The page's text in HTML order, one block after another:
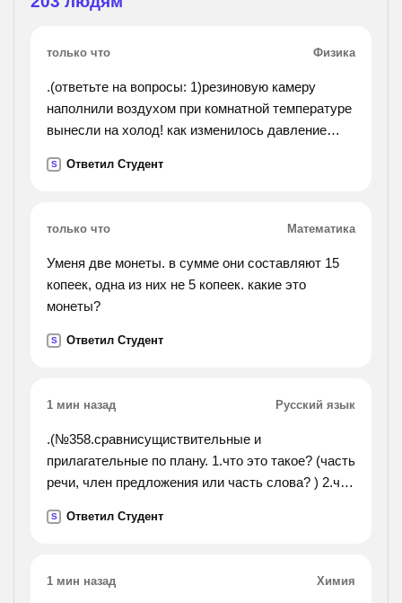
только что Физика
.(ответьте на вопросы: 1)резиновую камеру
наполнили воздухом при комнатной температуре
вынесли на холод! как изменилось давление
можно увеличить давление газа, заключённого в
S Ответил Студент
только что Математика
Уменя две монеты. в сумме они составляют 15
копеек, одна из них не 5 копеек. какие это
монеты?
S Ответил Студент
1 мин назад Русский язык
.(№358.сравнисущиствительные и
прилагательные по плану. 1.что это такое? (часть
речи, член предложения или часть слова? ) 2.что
изменяются? 5.каким членом предложения чаще
по смыслу пригательные и напиши
S Ответил Студент
1 мин назад Химия